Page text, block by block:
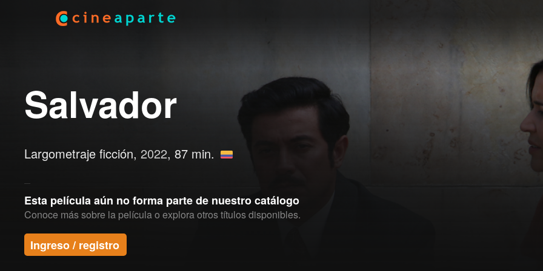
Salvador
Largometraje ficción, 2022, 87 min.
Esta película aún no forma parte de nuestro catálogo
Conoce más sobre la película o explora otros títulos disponibles.
Ingreso / registro